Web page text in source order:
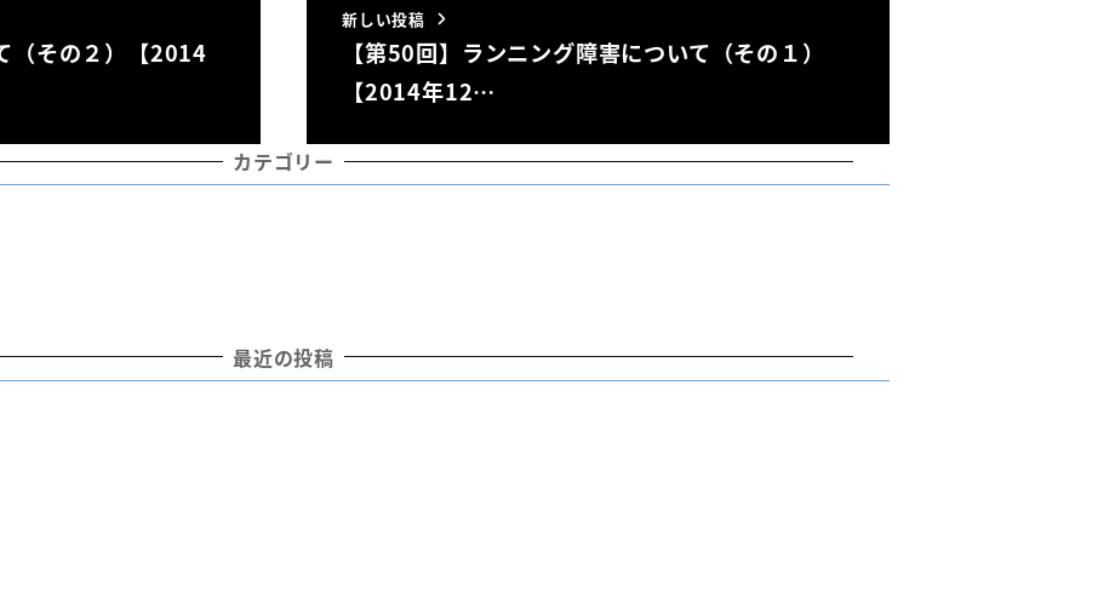
（その２）【2014
新しい投稿
【第50回】ランニング障害について（その１）
【2014年12…
カテゴリー
最近の投稿